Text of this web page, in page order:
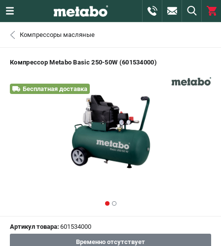
)
ВХОД ИЛИ РЕГИСТРАЦИЯ
ЗАКАЗАТЬ ЗАПЧАСТЬ
+7 (911) 360-06-14 | +7 (8112) 59-10-67
+7 (812) 407-39-48 - ЗАКАЗ ИЗДЕЛИЙ
САНКТ-ПЕТЕРБУРГ
0 ₽
Компрессоры масляные
Компрессор Metabo Basic 250-50W (601534000)
Бесплатная доставка
Артикул товара: 601534000
Временно отсутствует